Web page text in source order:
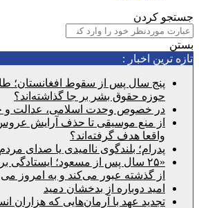
کردن
اخبار :
پنج سال پس از سقوط افغانستان؛ طالبان
حوزه حقوق بشر بر جا گذاشته‌اند؟
در خصوص وحدت اسلامی، عدالت و حقوق
از منع موسیقی تا حذف آرایش عروس؛
واقعا هدف گرفته‌اند؟
پدرام؛ بلندگوی ناامیدی یا صدای مردم؟
«۲۵ سال پس از مسعود؛ ایستادگی برای
از گذشته عبور می‌کند و به امروز می‌رسد
امید دوباره از بدخشان دمید
تجدید عهد با آرمان‌هایی که هزاران انسان